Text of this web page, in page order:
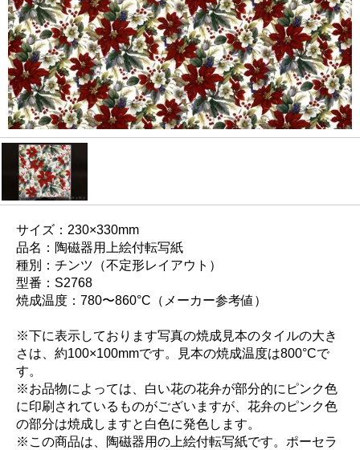
サイズ：230×330mm
品名：陶磁器用上絵付転写紙
種別：チンツ（不定形レイアウト）
型番：S2768
焼成温度：780〜860°C（メーカー参考値）
※下に表示しております写真の焼成見本のタイルの大き
さは、約100×100mmです。見本の焼成温度は800°Cで
す。
※お品物によっては、白い花の花弁が部分的にピンク色
に印刷されているものがございますが、花弁のピンク色
の部分は焼成しますと白色に発色します。
※この商品は、陶磁器用の上絵付転写紙です。ポーセラ